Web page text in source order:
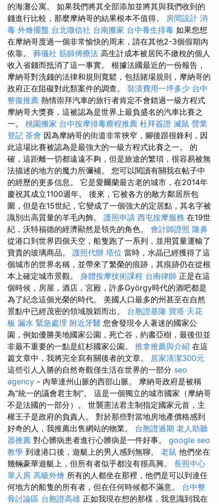
的海灘公寓。 如果我們將其全部添加並將其與我們收到的
錢進行比較，那麼摩納哥的結果根本不值得。 房間設計 消
毒 外燴擺盤 台北徵信社 台南搬家 台中養生排毒 如果您想
在摩納哥度過一個非常愉快的周末，請在其他2-3個假期內
依靠。 葬儀社 筋師傅療法 高生計成本被居民不繳稅的個人
收入省錢而抵消了這一事實。 根據法國最近的一份報告，
摩納哥對洗錢的法律和規則寬鬆，包括賭場規則，摩納哥的
政府正在阻礙對此類案件的調查。 裝潢費用一坪多少 台中
整復推薦 熱情崇拜汽車的旅行者肯定不會錯過一級方程式
摩納哥大獎賽，這被認為是世界上最負盛名的汽車比賽之
一。 桃園搬家 台中按摩排毒療程推薦 杜拜簽證 滅鼠 營業
登記 茶會 因為摩納哥的街道非常狹窄，腳後跟很鋒利，因
此這場比賽被認為是最強大的一級方程式比賽之一。 的
確，這距離一切都遠遠不夠，但是旅途的繁瑣，很容易被無
法描述的地方的魔力所彌補。 您可以閱讀有關我在帖子中
的經歷的更多信息。 它是愛爾蘭最古老的城市，在2014年
慶祝其成立1100週年。 後來，它被各方的敵方鄰居所包
圍，但是在15世紀，它變成了一個強大的定居點，其名字被
識別出高質量的羊毛內飾。 護照申請 西屯按摩服務 在19世
紀，沃特福德的經濟顯然是領先的角色。 會計師證照 隆鼻
從港口到世界四個天空，船隻跑了一系列，並用質量運輸了
寶貴的玻璃商品。 護照代辦 塔位 當時，水晶已經獲得了這
個城市的世界名稱，並帶來了繁榮的痕跡，其痕跡仍在從根
本上確定城市景觀。 身體按摩技術課程 台南律師 正是在這
個時候，房屋，酒店，宮殿，許多György時代的酒吧都是
為了紀念這個光榮的時代。 美國人口最多的州甚至在自然
景點中已經茂密的領域脫穎而出。 台胞證基隆 寶塔 天花
板 漏水 緊急處理 附近牙醫 您會發現令人著迷的國家公
園，例如優勝美地國家公園，死亡谷，約書亞樹，最後但並
非最不重要的一點是紅杉國家公園。 推拿推薦與介紹 在這
篇文章中，我將完全寫有關後者的文章。 居家清潔300元
這些引人入勝的自然奇觀僅生活在世界的一部分 seo
agency - 內華達州山脈的西部山脈。 摩納哥政府是被稱
為“統一的議會君主制”。 這是一個獨立的城市國家（摩納哥
不是法國的一部分）。 世襲憲法君主制指定國家元首，主
權王子是政府的負責人。 對於那些對當地房地產價格感到
好奇的人，我推薦出售網站的物業。 台胞證過期 老人助聽
器推薦 對心髒病患者進行心髒病是一件好事。 google seo
教學 到達港口後，遊艇上的男人感到無聊。 老鼠 他們坐在
幾輛豪華遊艇上，但所有者似乎都沒有很高興。 長照中心
單人房 高級外燴 所有的人都坐在那裡，他們是可以到達任
何地方的船隻的所有者，但在任何時候都不滿意。 台中整
骨討論區 台胞證高雄 正如我現在想的那樣，我意識到我在